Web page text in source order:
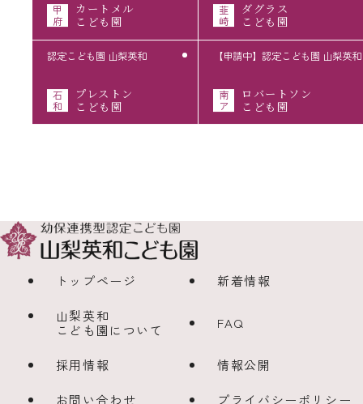
甲
府
カートメル
こども園
韮
崎
ダグラス
こども園
石
和
認定こども園 山梨英和
プレストン
こども園
南
ア
【申請中】認定こども園 山梨英和
ロバートソン
こども園
トップページ 新着情報
山梨英和
こども園について
FAQ
採用情報 情報公開
お問い合わせ プライバシーポリシー